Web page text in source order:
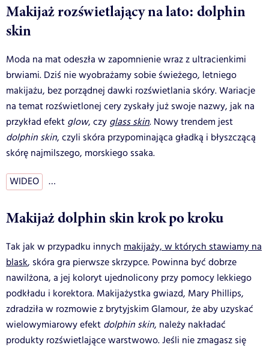
Makijaż rozświetlający na lato: dolphin
skin
Moda na mat odeszła w zapomnienie wraz z ultracienkimi
brwiami. Dziś nie wyobrażamy sobie świeżego, letniego
makijażu, bez porządnej dawki rozświetlania skóry. Wariacje
na temat rozświetlonej cery zyskały już swoje nazwy, jak na
przykład efekt glow, czy glass skin. Nowy trendem jest
dolphin skin, czyli skóra przypominająca gładką i błyszczącą
skórę najmilszego, morskiego ssaka.
WIDEO …
Makijaż dolphin skin krok po kroku
Tak jak w przypadku innych makijaży, w których stawiamy na
blask, skóra gra pierwsze skrzypce. Powinna być dobrze
nawilżona, a jej koloryt ujednolicony przy pomocy lekkiego
podkładu i korektora. Makijażystka gwiazd, Mary Phillips,
zdradziła w rozmowie z brytyjskim Glamour, że aby uzyskać
wielowymiarowy efekt dolphin skin, należy nakładać
produkty rozświetlające warstwowo. Jeśli nie zmagasz się